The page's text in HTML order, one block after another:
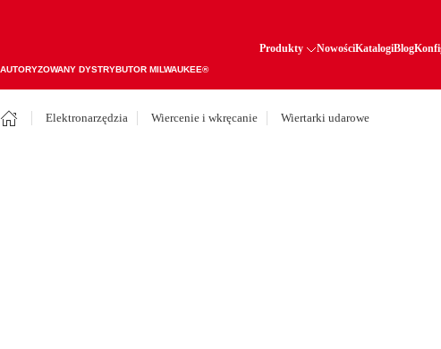
AUTORYZOWANY DYSTRYBUTOR MILWAUKEE®
Produkty NowościKatalogiBlog
Elektronarzędzia Wiercenie i wkręcanie Wiertarki udarowe